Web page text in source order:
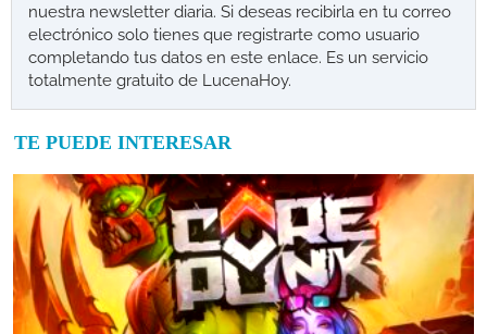
nuestra newsletter diaria. Si deseas recibirla en tu correo
electrónico solo tienes que registrarte como usuario
completando tus datos en este enlace. Es un servicio
totalmente gratuito de LucenaHoy.
TE PUEDE INTERESAR